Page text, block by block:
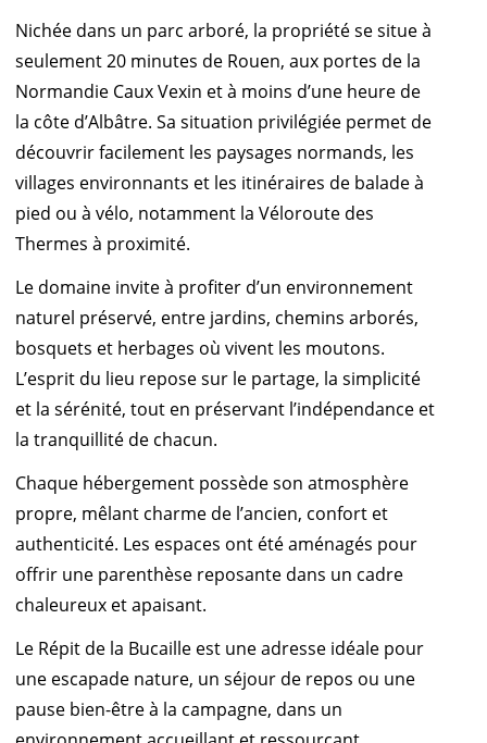
Nichée dans un parc arboré, la propriété se situe à
seulement 20 minutes de Rouen, aux portes de la
Normandie Caux Vexin et à moins d’une heure de
la côte d’Albâtre. Sa situation privilégiée permet de
découvrir facilement les paysages normands, les
villages environnants et les itinéraires de balade à
pied ou à vélo, notamment la Véloroute des
Thermes à proximité.
Le domaine invite à profiter d’un environnement
naturel préservé, entre jardins, chemins arborés,
bosquets et herbages où vivent les moutons.
L’esprit du lieu repose sur le partage, la simplicité
et la sérénité, tout en préservant l’indépendance et
la tranquillité de chacun.
Chaque hébergement possède son atmosphère
propre, mêlant charme de l’ancien, confort et
authenticité. Les espaces ont été aménagés pour
offrir une parenthèse reposante dans un cadre
chaleureux et apaisant.
Le Répit de la Bucaille est une adresse idéale pour
une escapade nature, un séjour de repos ou une
pause bien-être à la campagne, dans un